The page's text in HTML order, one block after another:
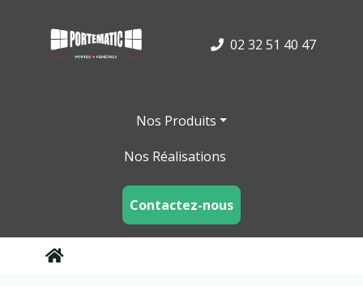
02 32 51 40 47
Nos Produits
Nos Réalisations
Contactez-nous